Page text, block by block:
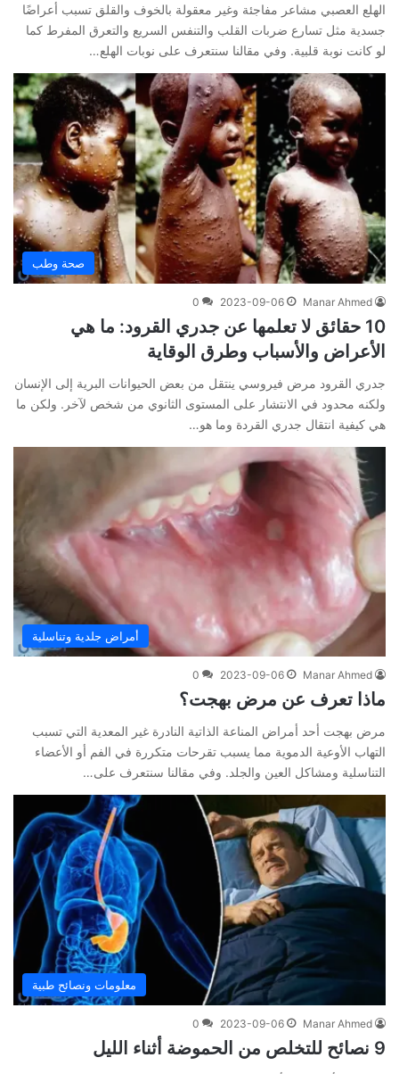
الهلع العصبي مشاعر مفاجئة وغير معقولة بالخوف والقلق تسبب أعراضًا
جسدية مثل تسارع ضربات القلب والتنفس السريع والتعرق المفرط كما
لو كانت نوبة قلبية. وفي مقالنا سنتعرف على نوبات الهلع…
صحة وطب
Manar Ahmed
2023-09-06
0
10 حقائق لا تعلمها عن جدري القرود: ما هي
الأعراض والأسباب وطرق الوقاية
جدري القرود مرض فيروسي ينتقل من بعض الحيوانات البرية إلى الإنسان
ولكنه محدود في الانتشار على المستوى الثانوي من شخص لآخر. ولكن ما
هي كيفية انتقال جدري القردة وما هو…
أمراض جلدية وتناسلية
Manar Ahmed
2023-09-06
0
ماذا تعرف عن مرض بهجت؟
مرض بهجت أحد أمراض المناعة الذاتية النادرة غير المعدية التي تسبب
التهاب الأوعية الدموية مما يسبب تقرحات متكررة في الفم أو الأعضاء
التناسلية ومشاكل العين والجلد. وفي مقالنا سنتعرف على…
معلومات ونصائح طبية
Manar Ahmed
2023-09-06
0
9 نصائح للتخلص من الحموضة أثناء الليل